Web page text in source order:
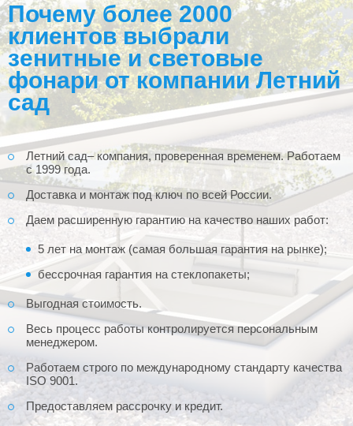
Почему более 2000
клиентов выбрали
зенитные и световые
фонари от компании Летний
сад
Летний сад– компания, проверенная временем. Работаем
с 1999 года.
Доставка и монтаж под ключ по всей России.
Даем расширенную гарантию на качество наших работ:
5 лет на монтаж (самая большая гарантия на рынке);
бессрочная гарантия на стеклопакеты;
Выгодная стоимость.
Весь процесс работы контролируется персональным
менеджером.
Работаем строго по международному стандарту качества
ISO 9001.
Предоставляем рассрочку и кредит.